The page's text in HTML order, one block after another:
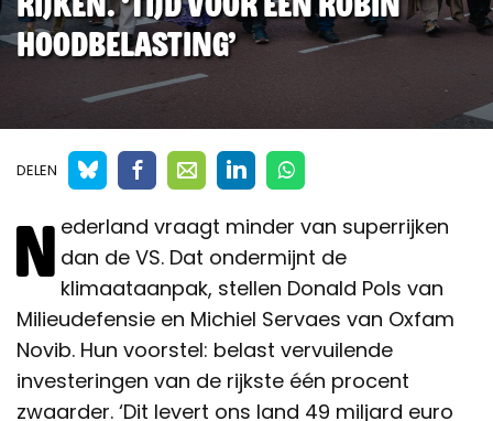
Hoodbelasting’
DELEN
N ederland vraagt minder van superrijken
dan de VS. Dat ondermijnt de
klimaataanpak, stellen Donald Pols van
Milieudefensie en Michiel Servaes van Oxfam
Novib. Hun voorstel: belast vervuilende
investeringen van de rijkste één procent
zwaarder. ‘Dit levert ons land 49 miljard euro